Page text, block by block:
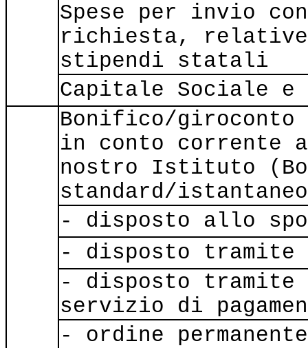
Spese per invio
richiesta, relative
stipendi statali
Capitale Sociale e
Bonifico/giroconto
in conto corrente
nostro Istituto
standard/
- disposto allo
- disposto tramite
- disposto tramite
servizio di
- ordine